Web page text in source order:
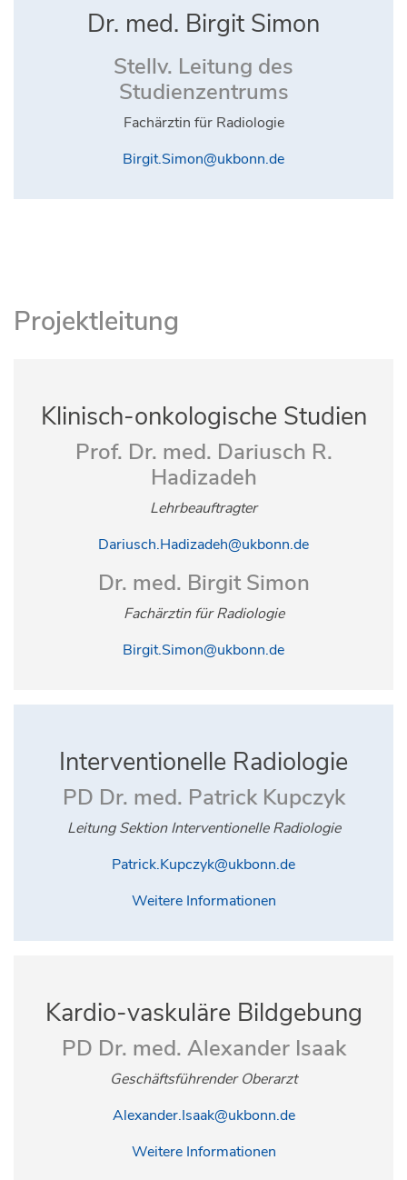
Dr. med. Birgit Simon
Stellv. Leitung des
Studienzentrums
Fachärztin für Radiologie
Birgit.Simon@ukbonn.de
Projektleitung
Klinisch-onkologische Studien
Prof. Dr. med. Dariusch R.
Hadizadeh
Lehrbeauftragter
Dariusch.Hadizadeh@ukbonn.de
Dr. med. Birgit Simon
Fachärztin für Radiologie
Birgit.Simon@ukbonn.de
Interventionelle Radiologie
PD Dr. med. Patrick Kupczyk
Leitung Sektion Interventionelle Radiologie
Patrick.Kupczyk@ukbonn.de
Weitere Informationen
Kardio-vaskuläre Bildgebung
PD Dr. med. Alexander Isaak
Geschäftsführender Oberarzt
Alexander.Isaak@ukbonn.de
Weitere Informationen